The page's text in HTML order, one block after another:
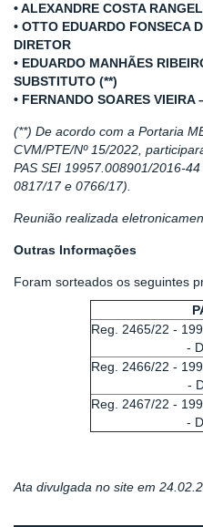
• ALEXANDRE COSTA
• OTTO EDUARDO FONSECA
DIRETOR
• EDUARDO MANHÃES
SUBSTITUTO (**)
• FERNANDO SOARES
(**) De acordo com a Portaria
CVM/PTE/Nº 15/2022,
PAS SEI 19957.008901/2016-
0817/17 e 0766/17).
Reunião realizada
Outras Informações
Foram sorteados os seguintes
Reg. 2465/22 -
-
Reg. 2466/22 -
-
Reg. 2467/22 -
-
Ata divulgada no site em